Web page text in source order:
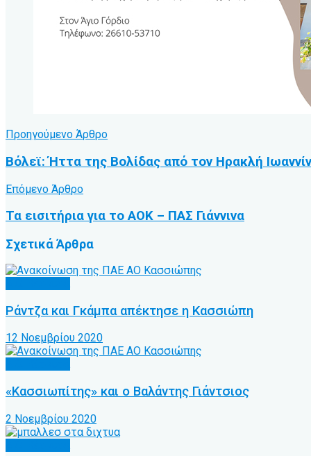
Προηγούμενο Άρθρο
Βόλεϊ: Ήττα της Βολίδας από τον Ηρακλή
Επόμενο Άρθρο
Τα εισιτήρια για το ΑΟΚ – ΠΑΣ Γιάννινα
ΣχετικάΆρθρα
Ράντζα και Γκάμπα απέκτησε η Κασσιώπη
12 Νοεμβρίου 2020
«Κασσιωπίτης» και ο Βαλάντης Γιάντσιος
2 Νοεμβρίου 2020